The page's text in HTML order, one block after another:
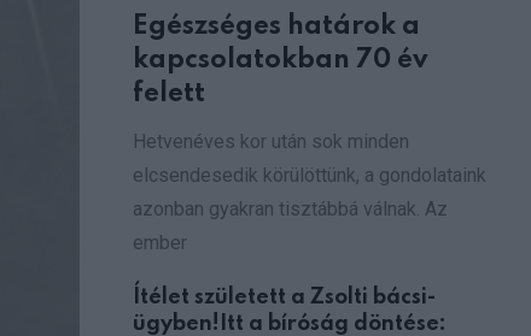
Egészséges határok a
kapcsolatokban 70 év
felett
Hetvenéves kor után sok minden
elcsendesedik körülöttünk, a gondolataink
azonban gyakran tisztábbá válnak. Az
ember
Ítélet született a Zsolti bácsi-
ügyben!Itt a bíróság döntése: